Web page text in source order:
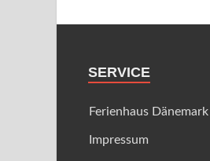
SERVICE
Ferienhaus Dänemark
Impressum